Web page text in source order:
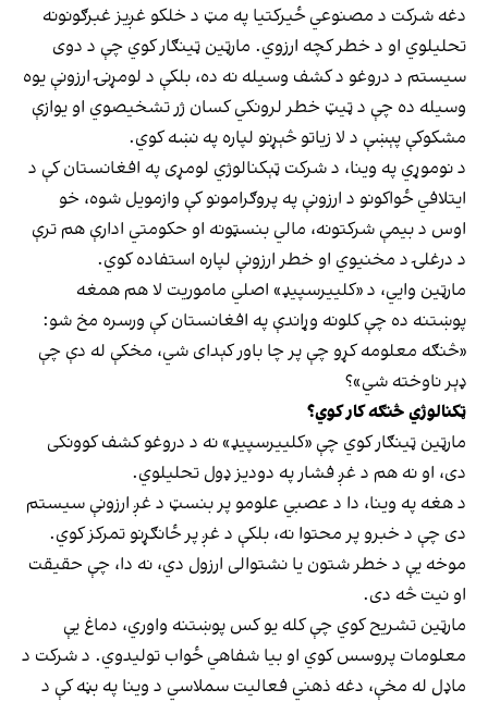
دغه شرکت د مصنوعي ځیرکتیا په مټ د خلکو غږیز غبرګونونه
تحلیلوي او د خطر کچه ارزوي. مارټین ټینګار کوي چې د دوی
سیستم د دروغو د کشف وسیله نه ده، بلکې د لومړنۍ ارزونې یوه
وسیله ده چې د ټیټ خطر لرونکي کسان ژر تشخیصوي او یوازې
مشکوکې پېښې د لا زیاتو څېړنو لپاره په نښه کوي.
د نوموړي په وینا، د شرکت ټېکنالوژي لومړی په افغانستان کې د
ایتلافي ځواکونو د ارزونې په پروګرامونو کې وازمویل شوه، خو
اوس د بیمې شرکتونه، مالي بنسټونه او حکومتي ادارې هم ترې
د درغلۍ د مخنیوي او خطر ارزونې لپاره استفاده کوي.
مارټین وایي، د «کلییرسپیډ» اصلي ماموریت لا هم همغه
پوښتنه ده چې کلونه وړاندې په افغانستان کې ورسره مخ شو:
«څنګه معلومه کړو چې پر چا باور کېدای شي، مخکې له دې چې
ډېر ناوخته شي»؟
ټکنالوژي څنګه کار کوي؟
مارټین ټینګار کوي چې «کلییرسپیډ» نه د دروغو کشف کوونکی
دی، او نه هم د غږ فشار په دودیز ډول تحلیلوي.
د هغه په وینا، دا د عصبي علومو پر بنسټ د غږ ارزونې سیستم
دی چې د خبرو پر محتوا نه، بلکې د غږ پر ځانګړنو تمرکز کوي.
موخه یې د خطر شتون یا نشتوالی ارزول دي، نه دا، چې حقیقت
او نیت څه دی.
مارټین تشریح کوي چې کله یو کس پوښتنه واوري، دماغ یې
معلومات پروسس کوي او بیا شفاهي ځواب تولیدوي. د شرکت د
ماډل له مخې، دغه ذهني فعالیت سملاسي د وینا په بڼه کې د